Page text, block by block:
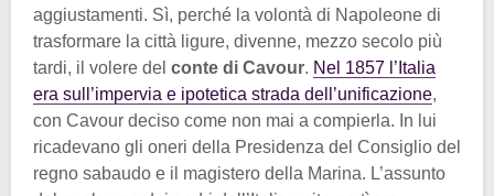
aggiustamenti. Sì, perché la volontà di Napoleone di
trasformare la città ligure, divenne, mezzo secolo più
tardi, il volere del conte di Cavour. Nel 1857 l’Italia
era sull’impervia e ipotetica strada dell’unificazione,
con Cavour deciso come non mai a compierla. In lui
ricadevano gli oneri della Presidenza del Consiglio del
regno sabaudo e il magistero della Marina. L’assunto